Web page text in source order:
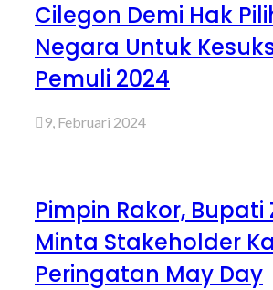
Cilegon Demi Hak
Negara Untuk
Pemuli 2024
9, Februari 2024
Pimpin Rakor, Bupati
Minta Stakeholder
Peringatan May Day